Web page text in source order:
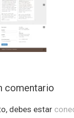
comentario
debes estar